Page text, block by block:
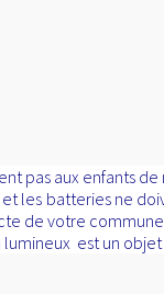
pas aux enfants
et les batteries ne
de votre
lumineux est un